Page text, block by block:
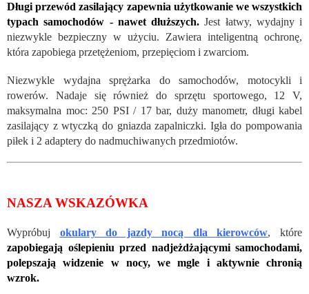
Długi przewód zasilający zapewnia użytkowanie we wszystkich
typach samochodów - nawet dłuższych.Jest łatwy, wydajny i
niezwykle bezpieczny w użyciu. Zawiera inteligentną ochronę,
która zapobiega przetężeniom, przepięciom i zwarciom.
Niezwykle wydajna sprężarka do samochodów, motocykli i
rowerów. Nadaje się również do sprzętu sportowego, 12 V,
maksymalna moc: 250 PSI / 17 bar, duży manometr, długi kabel
zasilający z wtyczką do gniazda zapalniczki. Igła do pompowania
piłek i 2 adaptery do nadmuchiwanych przedmiotów.
NASZA WSKAZÓWKA
Wypróbuj okulary do jazdy nocą dla kierowców, które
zapobiegają oślepieniu przed nadjeżdżającymi samochodami,
polepszają widzenie w nocy, we mgle i aktywnie chronią
wzrok.